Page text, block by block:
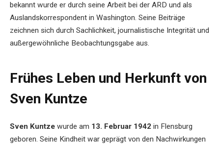
bekannt wurde er durch seine Arbeit bei der ARD und als
Auslandskorrespondent in Washington. Seine Beiträge
zeichnen sich durch Sachlichkeit, journalistische Integrität und
außergewöhnliche Beobachtungsgabe aus.
Frühes Leben und Herkunft von
Sven Kuntze
Sven Kuntze wurde am 13. Februar 1942 in Flensburg
geboren. Seine Kindheit war geprägt von den Nachwirkungen